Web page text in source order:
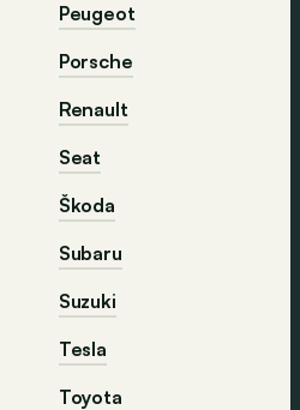
Peugeot
Porsche
Renault
Seat
Škoda
Subaru
Suzuki
Tesla
Toyota